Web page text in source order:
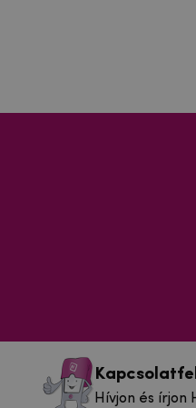
Hívjon és írjon